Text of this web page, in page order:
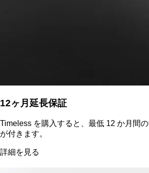
12ヶ月延長保証
Timeless を購入すると、最低 12 か月間
が付きます。
詳細を見る